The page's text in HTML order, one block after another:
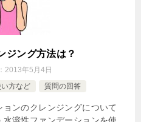
ジング方法は？
2013年5月4日
方など 質問の回答
ンのクレンジングについて